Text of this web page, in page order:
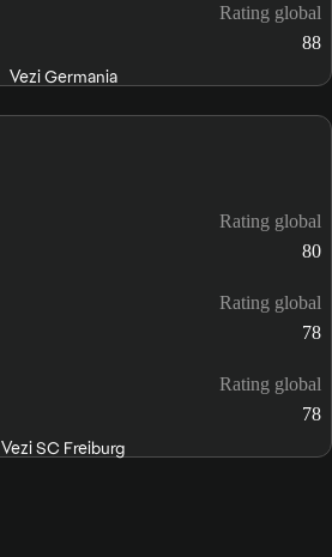
Rating global
88
Vezi Germania
Rating global
80
Rating global
78
Rating global
78
Vezi SC Freiburg